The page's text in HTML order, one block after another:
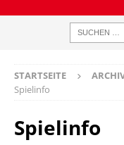
STARTSEITE
Spielinfo
Spielinfo